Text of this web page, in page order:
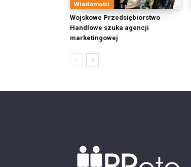
Wiadomości
Wojskowe Przedsiębiorstwo
Handlowe szuka agencji
marketingowej